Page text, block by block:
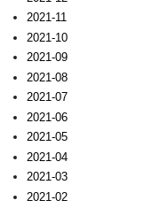
2021-11
2021-10
2021-09
2021-08
2021-07
2021-06
2021-05
2021-04
2021-03
2021-02